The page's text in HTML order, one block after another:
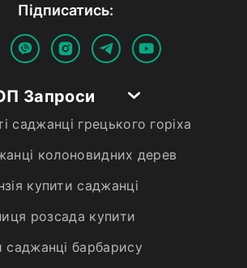
Пiдписатись:
Запроси
саджанці грецького горіха
колоновидних дерев
купити саджанці
розсада купити
саджанці барбарису